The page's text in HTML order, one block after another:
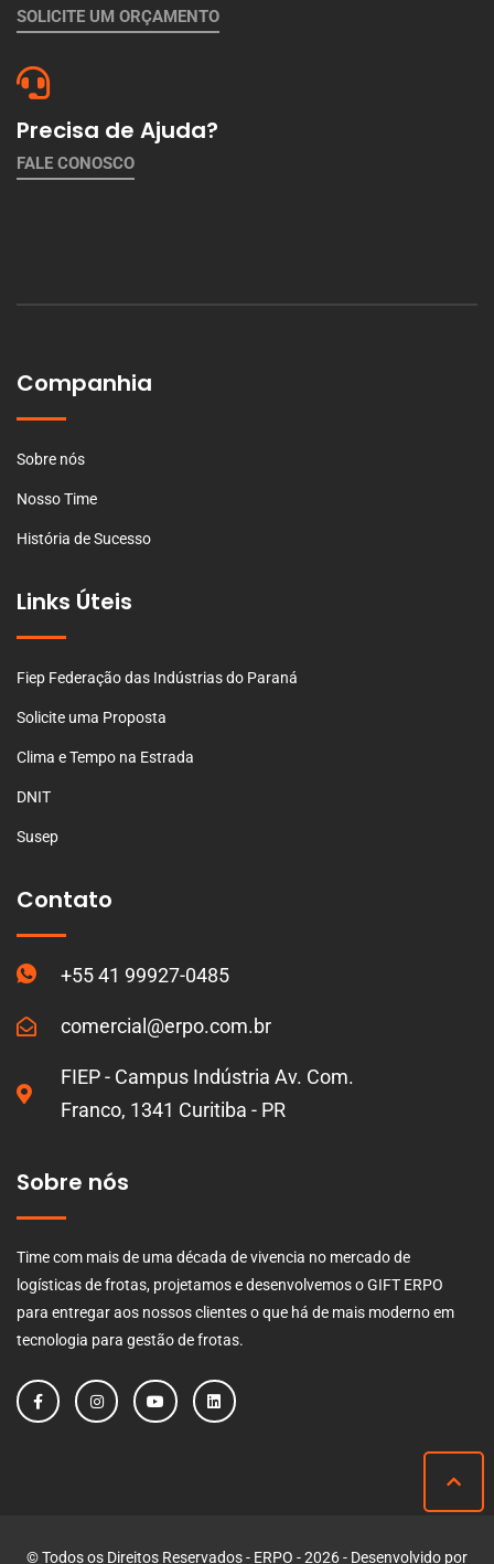
SOLICITE UM ORÇAMENTO
Precisa de Ajuda?
FALE CONOSCO
Companhia
Sobre nós
Nosso Time
História de Sucesso
Links Úteis
Fiep Federação das Indústrias do Paraná
Solicite uma Proposta
Clima e Tempo na Estrada
DNIT
Susep
Contato
+55 41 99927-0485
comercial@erpo.com.br
FIEP - Campus Indústria Av. Com.
Franco, 1341 Curitiba - PR
Sobre nós
Time com mais de uma década de vivencia no mercado de
logísticas de frotas, projetamos e desenvolvemos o GIFT ERPO
para entregar aos nossos clientes o que há de mais moderno em
tecnologia para gestão de frotas.
© Todos os Direitos Reservados - ERPO - 2026 - Desenvolvido por